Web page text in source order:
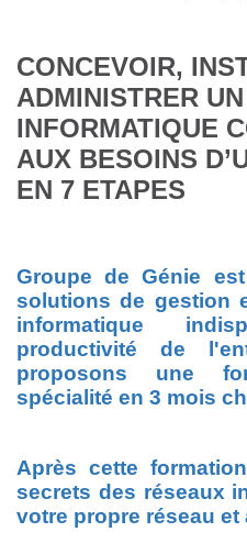
CONCEVOIR,
ADMINISTRER
INFORMATIQUE
AUX BESOINS
EN 7 ETAPES
Groupe de Génie
solutions de gestion
informatique
productivité de
proposons une
spécialité en 3 mois
Après cette
secrets des réseaux
votre propre réseau et